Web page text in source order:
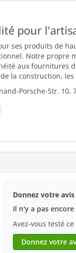
pour
ses produits de
Notre propre
aux fournitures
la construction,
Porsche-Str. 10,
Donnez votre avis
Il n'y a pas
Avez-vous testé
Donnez votre